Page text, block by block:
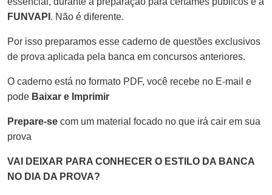
FUNVAPI . Não é diferente.
Por isso preparamos esse caderno de questões exclusivos
de prova aplicada pela banca em concursos anteriores.
O caderno está no formato PDF, você recebe no E-mail e
pode Baixar e Imprimir
Prepare-se com um material focado no que irá cair em sua
prova
VAI DEIXAR PARA CONHECER O ESTILO DA BANCA
NO DIA DA PROVA?